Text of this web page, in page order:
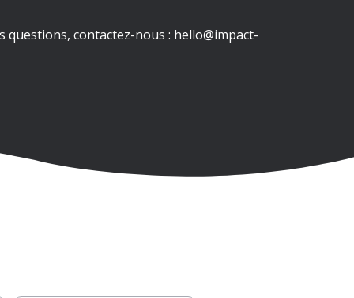
questions, contactez-nous : hello@impact-